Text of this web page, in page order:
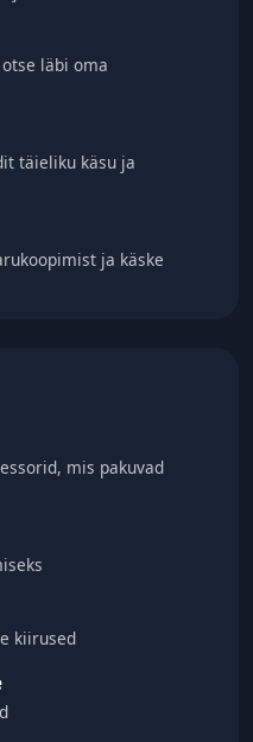
läbi oma
täieliku käsu ja
ja käske
mis pakuvad
kiirused